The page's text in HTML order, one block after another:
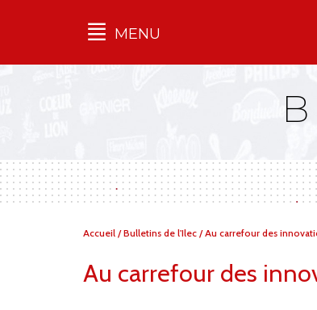
Qu'est-ce que l’Ilec
Campagnes
multimarques
MENU
Vous
Accueil /Bulletins de l'Ilec /Au carrefour des
Au carrefour des